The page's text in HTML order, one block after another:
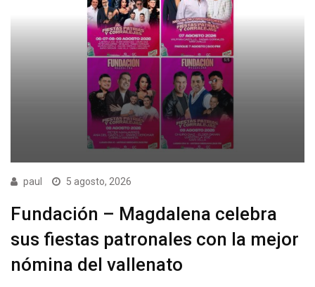
paul 5 agosto, 2026
Fundación – Magdalena celebra
sus fiestas patronales con la mejor
nómina del vallenato